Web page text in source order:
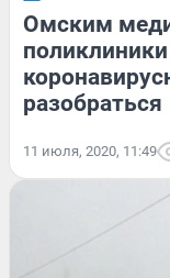
Омским
разобраться
11 июля, 2020, 11:49